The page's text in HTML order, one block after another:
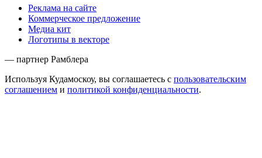
Реклама на сайте
Коммерческое предложение
Медиа кит
Логотипы в векторе
— партнер Рамблера
Используя Кудамоскоу, вы соглашаетесь с пользовательским
соглашением и политикой конфиденциальности.